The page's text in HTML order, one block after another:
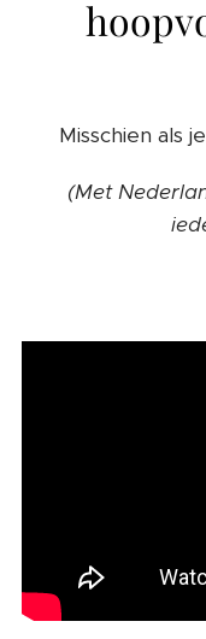
Misschien als
(Met